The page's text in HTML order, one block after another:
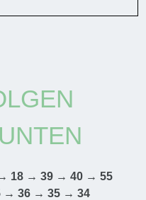
18 → 39 → 40 → 55
→ 36 → 35 → 34